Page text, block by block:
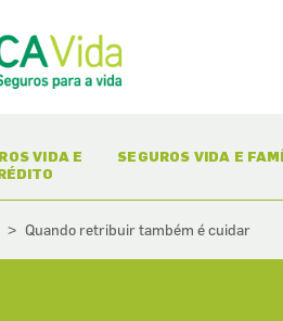
VIDA E
(CURRENT) SEGUROS VIDA E
> Quando retribuir também é cuidar